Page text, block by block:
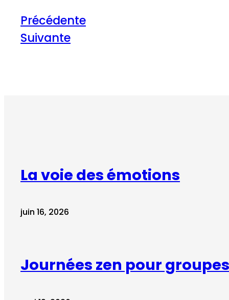
Précédente
Suivante
La voie des émotions
juin 16, 2026
Journées zen pour